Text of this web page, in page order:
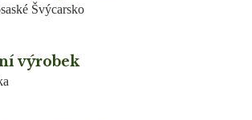
Švýcarsko
výrobek